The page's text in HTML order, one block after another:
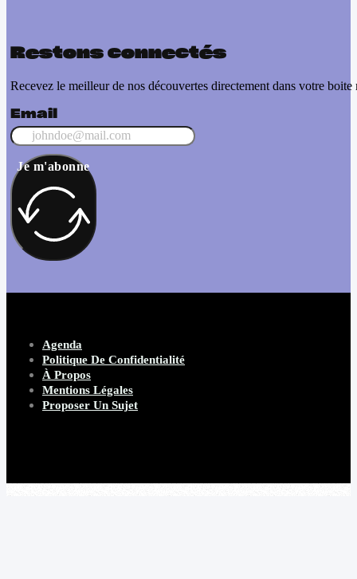
Restons connectés
Recevez le meilleur de nos découvertes directement dans votre boite
Email
Je m'abonne
Agenda
Politique De Confidentialité
À Propos
Mentions Légales
Proposer Un Sujet